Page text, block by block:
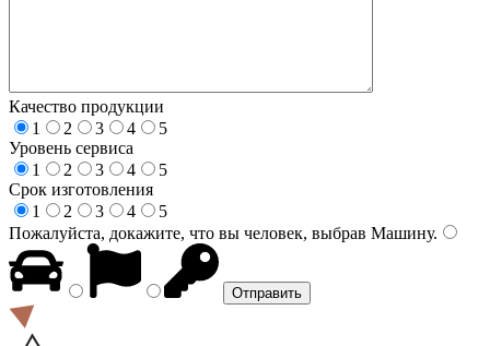
Качество продукции
1
2 3 4
5
Уровень сервиса
1
2 3 4
5
Срок изготовления
1
2 3 4
5
Пожалуйста, докажите, что вы человек, выбрав Машину.